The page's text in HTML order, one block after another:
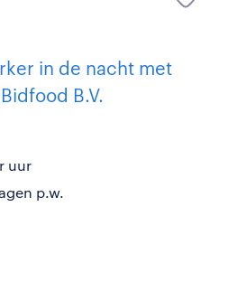
in de nacht met
B.V.
uur
p.w.